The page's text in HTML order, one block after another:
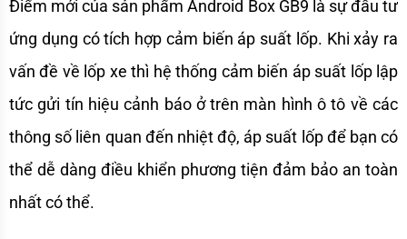
Điểm mới của sản phẩm Android Box GB9 là sự đầu tư
ứng dụng có tích hợp cảm biến áp suất lốp. Khi xảy ra
vấn đề về lốp xe thì hệ thống cảm biến áp suất lốp lập
tức gửi tín hiệu cảnh báo ở trên màn hình ô tô về các
thông số liên quan đến nhiệt độ, áp suất lốp để bạn có
thể dễ dàng điều khiển phương tiện đảm bảo an toàn
nhất có thể.